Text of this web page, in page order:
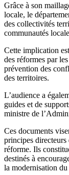
Grâce à son
locale, le
des collectivités
communautés
Cette implication
des réformes par
prévention des
des territoires.
L’audience a
guides et de
ministre de
Ces documents
principes directeurs
réforme. Ils
destinés à
la modernisation du